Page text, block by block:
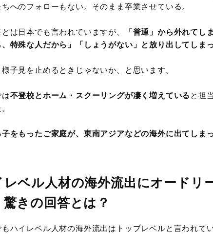
へのフォローもない。そのまま卒業させている。
は日本でも言われていますが、
「普通」から外れてし
、特殊な人だから」「しょうがない」と放り出してしま
子見を止めるときじゃないか、と思います。
は不登校とホーム・スクーリングが凄く増えていると担
をもったご家庭が、東南アジアなどの海外に出てしま
ベル人材の海外流出にオードリ
きの回答とは？
もハイレベル人材の海外流出はトップレベルと言われて